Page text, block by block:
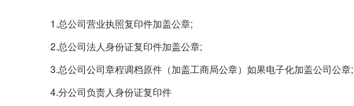
1.总公司营业执照复印件加盖公章;
2.总公司法人身份证复印件加盖公章;
3.总公司公司章程调档原件（加盖工商局公章）如果电子化加盖公司公章;
4.分公司负责人身份证复印件